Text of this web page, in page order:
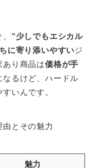
“少しでもエシカル
に寄り添いやすいジ
あり商品は価格が手
るけど、ハードル
いんです。
とその魅力
魅力